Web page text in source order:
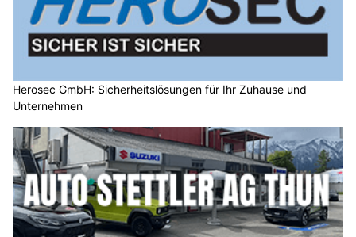
Herosec GmbH: Sicherheitslösungen für Ihr Zuhause und
Unternehmen